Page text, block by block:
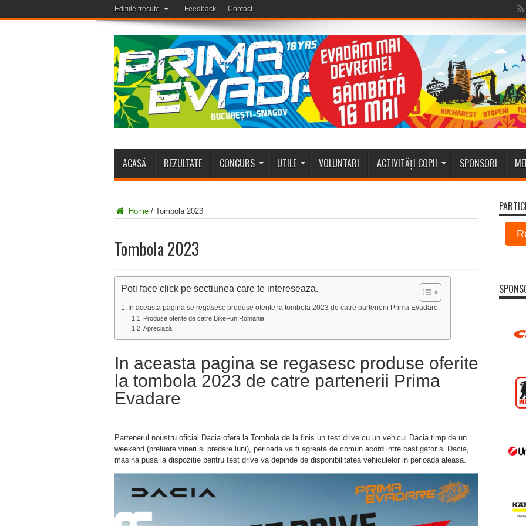
Editiile trecute Feedback Contact
ACASĂ REZULTATE CONCURS UTILE VOLUNTARI ACTIVITĂȚI COPII SPONSORI
Home / Tombola 2023
Tombola 2023
Poti face click pe sectiunea care te intereseaza.
In aceasta pagina se regasesc produse oferite la tombola 2023 de catre partenerii Prima Evadare
Produse oferite de catre BikeFun Romania
Apreciază:
In aceasta pagina se regasesc produse oferite
la tombola 2023 de catre partenerii Prima
Evadare
Partenerul noustru oficial Dacia ofera la Tombola de la finis un test drive cu un vehicul Dacia timp de un
weekend (preluare vineri si predare luni), perioada va fi agreata de comun acord intre castigator si Dacia,
masina pusa la dispozitie pentru test drive va depinde de disponibilitatea vehiculelor in perioada aleasa.